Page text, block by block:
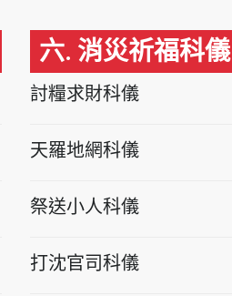
六. 消災祈福科儀
討糧求財科儀
天羅地網科儀
祭送小人科儀
打沈官司科儀